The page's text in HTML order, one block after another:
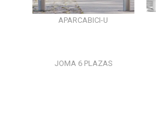
APARCABICI-U
JOMA 6 PLAZAS